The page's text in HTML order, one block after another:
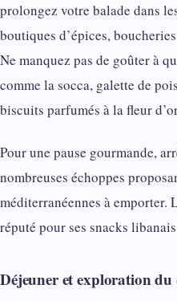
prolongez votre balade dans
boutiques d’épices,
Ne manquez pas de goûter à
comme la socca, galette de
biscuits parfumés à la fleur
Pour une pause gourmande,
nombreuses échoppes
méditerranéennes à
réputé pour ses snacks
Déjeuner et exploration